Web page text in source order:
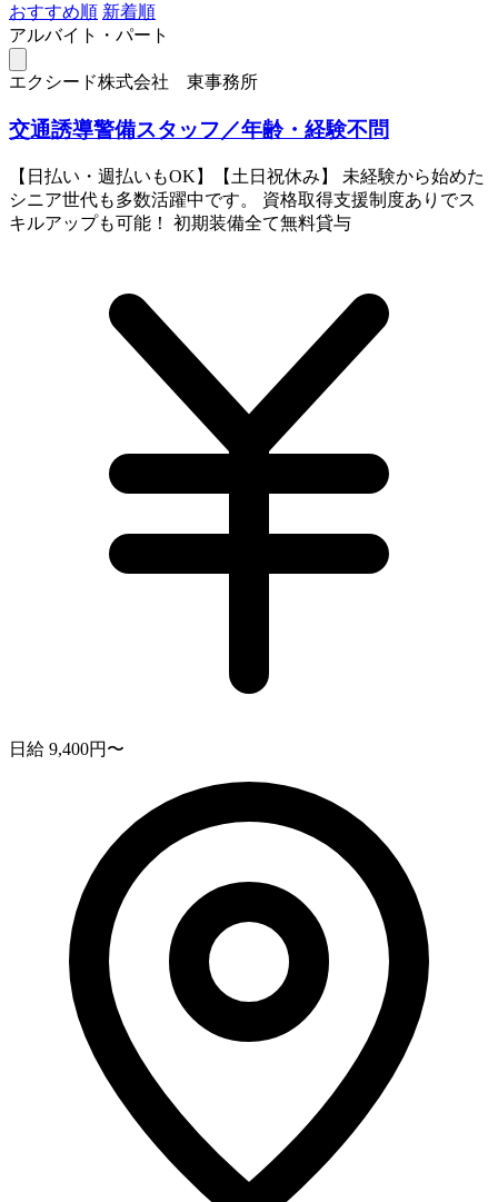
おすすめ順 新着順
アルバイト・パート
エクシード株式会社 東事務所
交通誘導警備スタッフ／年齢・経験不問
【日払い・週払いもOK】【土日祝休み】 未経験から始めた
シニア世代も多数活躍中です。 資格取得支援制度ありでス
キルアップも可能！ 初期装備全て無料貸与
日給 9,400円〜